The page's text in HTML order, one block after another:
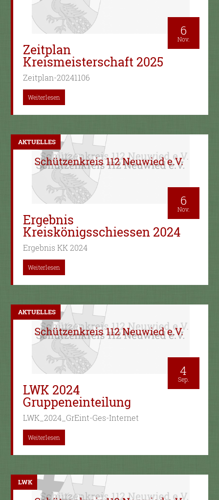
6
Nov.
Zeitplan
Kreismeisterschaft 2025
Zeitplan-20241106
Weiterlesen
AKTUELLES
6
Nov.
Ergebnis
Kreiskönigsschiessen 2024
Ergebnis KK 2024
Weiterlesen
AKTUELLES
4
Sep.
LWK 2024
Gruppeneinteilung
LWK_2024_GrEint-Ges-Internet
Weiterlesen
LWK